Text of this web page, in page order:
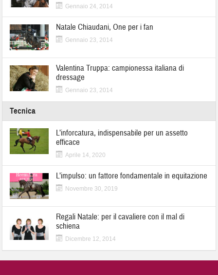
Gennaio 24, 2014
Natale Chiaudani, One per i fan
Gennaio 23, 2014
Valentina Truppa: campionessa italiana di
dressage
Gennaio 23, 2014
Tecnica
L’inforcatura, indispensabile per un assetto
efficace
Aprile 14, 2020
L’impulso: un fattore fondamentale in equitazione
Novembre 30, 2019
Regali Natale: per il cavaliere con il mal di
schiena
Dicembre 12, 2014